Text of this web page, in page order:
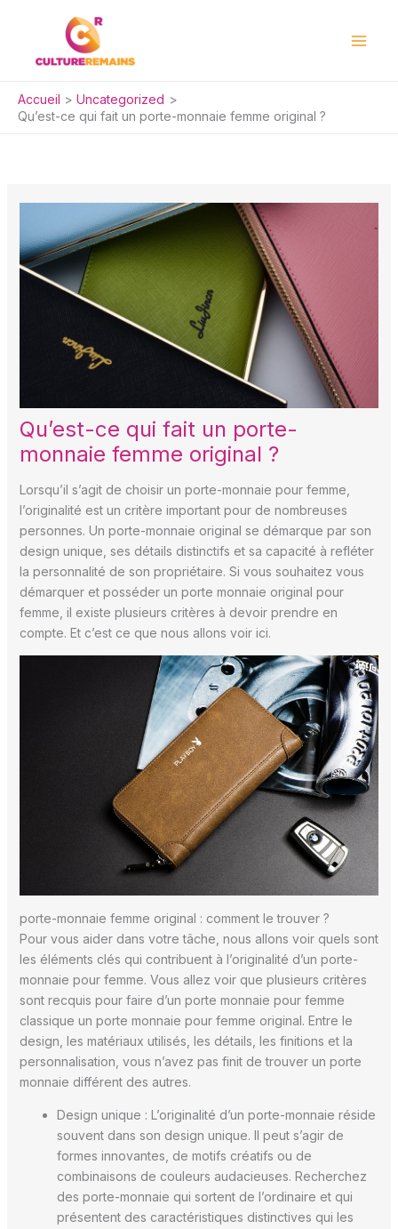
Accueil
Uncategorized
Qu’est-ce qui fait un porte-monnaie femme original ?
Qu’est-ce qui fait un porte-
monnaie femme original ?
Lorsqu’il s’agit de choisir un porte-monnaie pour femme,
l’originalité est un critère important pour de nombreuses
personnes. Un porte-monnaie original se démarque par son
design unique, ses détails distinctifs et sa capacité à refléter
la personnalité de son propriétaire. Si vous souhaitez vous
démarquer et posséder un porte monnaie original pour
femme, il existe plusieurs critères à devoir prendre en
compte. Et c’est ce que nous allons voir ici.
porte-monnaie femme original : comment le trouver ?
Pour vous aider dans votre tâche, nous allons voir quels sont
les éléments clés qui contribuent à l’originalité d’un porte-
monnaie pour femme. Vous allez voir que plusieurs critères
sont recquis pour faire d’un porte monnaie pour femme
classique un porte monnaie pour femme original. Entre le
design, les matériaux utilisés, les détails, les finitions et la
personnalisation, vous n’avez pas finit de trouver un porte
monnaie différent des autres.
Design unique : L’originalité d’un porte-monnaie réside
souvent dans son design unique. Il peut s’agir de
formes innovantes, de motifs créatifs ou de
combinaisons de couleurs audacieuses. Recherchez
des porte-monnaie qui sortent de l’ordinaire et qui
présentent des caractéristiques distinctives qui les